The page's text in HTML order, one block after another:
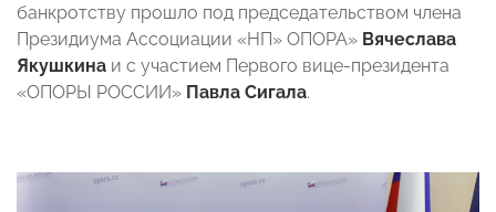
банкротству прошло под председательством члена
Президиума Ассоциации «НП» ОПОРА» Вячеслава
Якушкина и с участием Первого вице-президента
«ОПОРЫ РОССИИ» Павла Сигала.